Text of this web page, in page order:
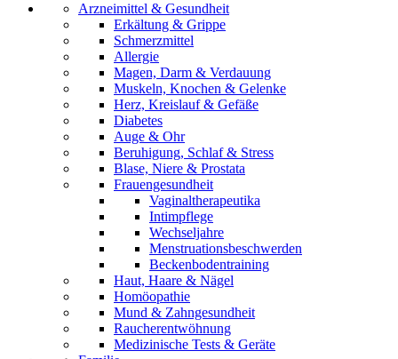
Arzneimittel & Gesundheit
Erkältung & Grippe
Schmerzmittel
Allergie
Magen, Darm & Verdauung
Muskeln, Knochen & Gelenke
Herz, Kreislauf & Gefäße
Diabetes
Auge & Ohr
Beruhigung, Schlaf & Stress
Blase, Niere & Prostata
Frauengesundheit
Vaginaltherapeutika
Intimpflege
Wechseljahre
Menstruationsbeschwerden
Beckenbodentraining
Haut, Haare & Nägel
Homöopathie
Mund & Zahngesundheit
Raucherentwöhnung
Medizinische Tests & Geräte